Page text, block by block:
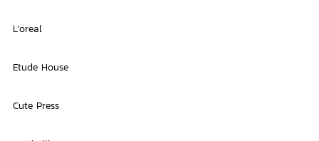
L'oreal
Etude House
Cute Press